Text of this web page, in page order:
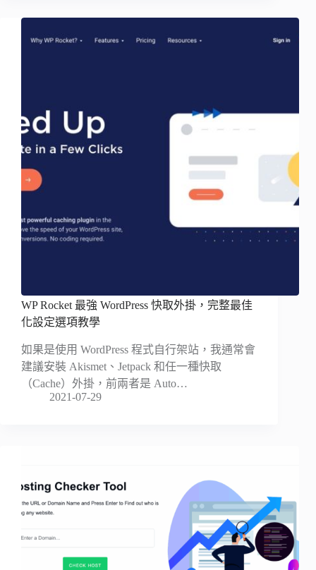
WP Rocket 最強 WordPress 快取外掛，完整最佳
化設定選項教學
如果是使用 WordPress 程式自行架站，我通常會
建議安裝 Akismet、Jetpack 和任一種快取
（Cache）外掛，前兩者是 Auto…
2021-07-29